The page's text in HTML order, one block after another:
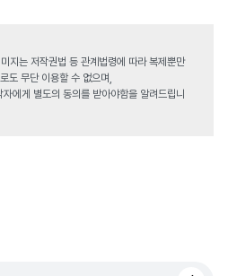
지는 저작권법 등 관계법령에 따라 복제뿐만
도 무단 이용할 수 없으며,
에게 별도의 동의를 받아야함을 알려드립니